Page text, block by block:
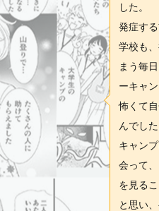
した。
発症す
学校も
まう毎
ーキャ
怖くて
んでした
キャン
会って
を見る
と思い